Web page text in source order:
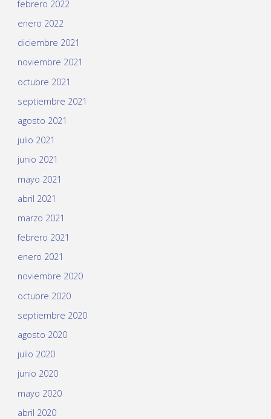
febrero 2022
enero 2022
diciembre 2021
noviembre 2021
octubre 2021
septiembre 2021
agosto 2021
julio 2021
junio 2021
mayo 2021
abril 2021
marzo 2021
febrero 2021
enero 2021
noviembre 2020
octubre 2020
septiembre 2020
agosto 2020
julio 2020
junio 2020
mayo 2020
abril 2020